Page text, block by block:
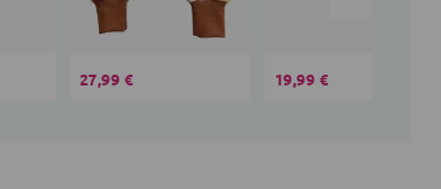
27,99 € 19,99 €